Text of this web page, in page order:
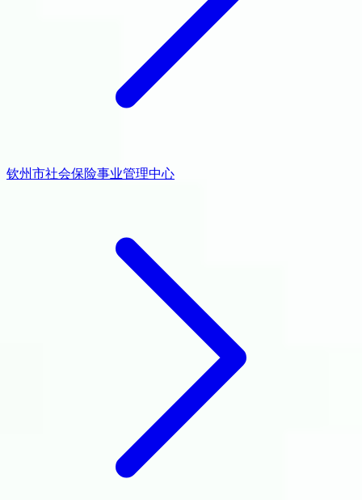
钦州市社会保险事业管理中心